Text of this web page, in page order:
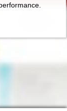
nad rodziną